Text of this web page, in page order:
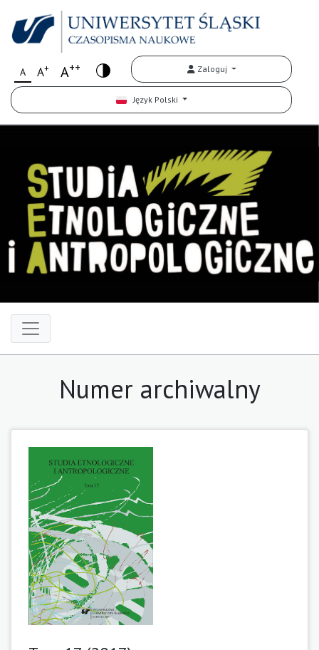
A A+ A++ Zaloguj
Język Polski
Numer archiwalny